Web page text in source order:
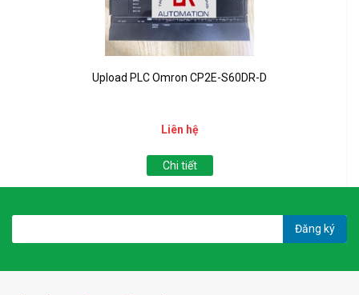
Upload PLC Omron CP2E-S60DR-D
Liên hệ
Chi tiết
Đăng ký